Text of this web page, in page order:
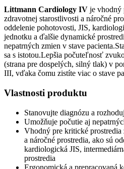
Littmann Cardiology IV je vhodný
zdravotnej starostlivosti a náročné
oddelenie pohotovosti, JIS,
jednotku a ďalšie dynamické
nepatrných zmien v stave
sa s istotou.Lepšia počuteľnosť
(strana pre dospelých, silný tlak) v
III, vďaka čomu zistíte viac o stave
Vlastnosti produktu
Stanovujte diagnózu a
Umožňuje počutie aj
Vhodný pre kritické prostredia
a náročné prostredia, ako sú
kardiologická JIS,
prostredia
Ergonomická a prepracovaná